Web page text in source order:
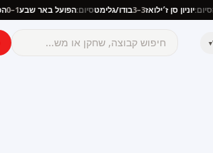
סיום:יוניון סן ז׳ילואז3–3 בודו/גלימטסיום:הפועל באר שבע1–0
▾